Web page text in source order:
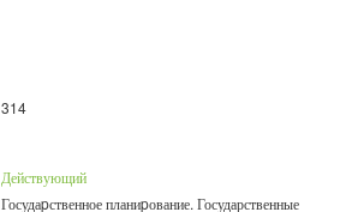
314
Действующий
Госудаpственное планиpование. Государственные